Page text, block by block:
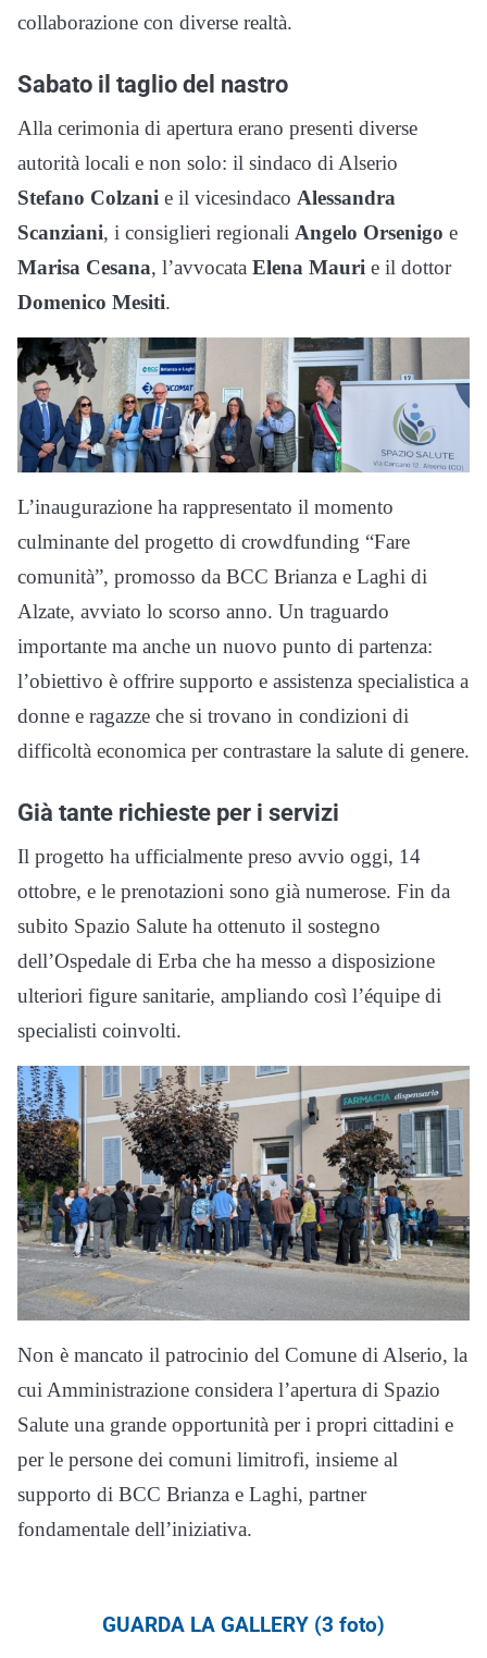
collaborazione con diverse realtà.
Sabato il taglio del nastro
Alla cerimonia di apertura erano presenti diverse
autorità locali e non solo: il sindaco di Alserio
Stefano Colzani e il vicesindaco Alessandra
Scanziani, i consiglieri regionali Angelo Orsenigo e
Marisa Cesana, l’avvocata Elena Mauri e il dottor
Domenico Mesiti.
L’inaugurazione ha rappresentato il momento
culminante del progetto di crowdfunding “Fare
comunità”, promosso da BCC Brianza e Laghi di
Alzate, avviato lo scorso anno. Un traguardo
importante ma anche un nuovo punto di partenza:
l’obiettivo è offrire supporto e assistenza specialistica a
donne e ragazze che si trovano in condizioni di
difficoltà economica per contrastare la salute di genere.
Già tante richieste per i servizi
Il progetto ha ufficialmente preso avvio oggi, 14
ottobre, e le prenotazioni sono già numerose. Fin da
subito Spazio Salute ha ottenuto il sostegno
dell’Ospedale di Erba che ha messo a disposizione
ulteriori figure sanitarie, ampliando così l’équipe di
specialisti coinvolti.
Non è mancato il patrocinio del Comune di Alserio, la
cui Amministrazione considera l’apertura di Spazio
Salute una grande opportunità per i propri cittadini e
per le persone dei comuni limitrofi, insieme al
supporto di BCC Brianza e Laghi, partner
fondamentale dell’iniziativa.
GUARDA LA GALLERY (3 foto)